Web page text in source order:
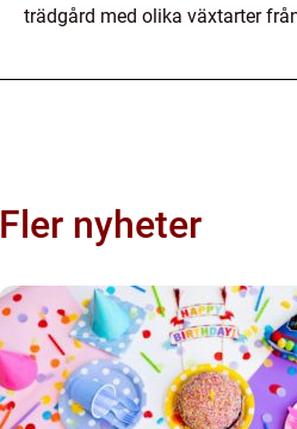
trädgård med olika växtarter
Fler nyheter